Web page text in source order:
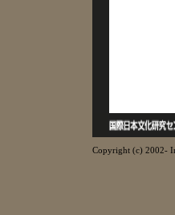
Copyright (c) 2002-